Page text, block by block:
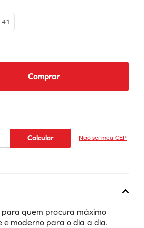
41
Comprar
Não sei meu CEP
quem procura máximo
e moderno para o dia a dia.